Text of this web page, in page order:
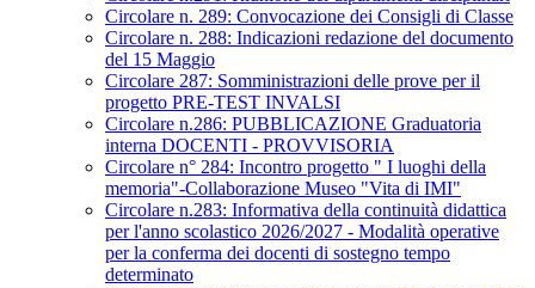
Circolare n. 289: Convocazione dei Consigli di Classe
Circolare n. 288: Indicazioni redazione del documento
del 15 Maggio
Circolare 287: Somministrazioni delle prove per il
progetto PRE-TEST INVALSI
Circolare n.286: PUBBLICAZIONE Graduatoria
interna DOCENTI - PROVVISORIA
Circolare n° 284: Incontro progetto " I luoghi della
memoria"-Collaborazione Museo "Vita di IMI"
Circolare n.283: Informativa della continuità didattica
per l'anno scolastico 2026/2027 - Modalità operative
per la conferma dei docenti di sostegno tempo
determinato